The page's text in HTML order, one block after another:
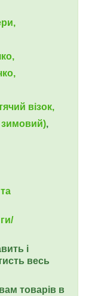
візок,
зимовий),
і
весь
товарів в